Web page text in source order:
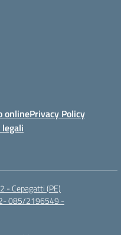
onlinePrivacy Policy
- Cepagatti (PE)
085/2196549 -